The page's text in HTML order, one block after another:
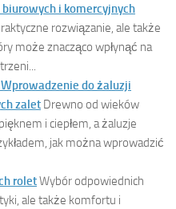
i komercyjnych
rozwiązanie, ale także
może znacząco wpłynąć na
do żaluzji
zalet Drewno od wieków
i ciepłem, a żaluzje
jak można wprowadzić
roletWybór odpowiednich
ale także komfortu i